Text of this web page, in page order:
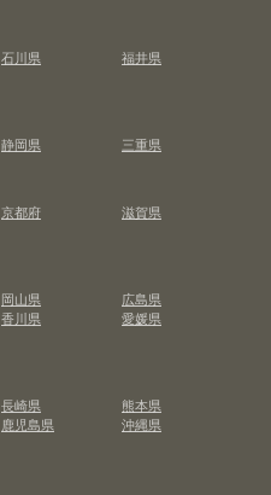
石川県
福井県
静岡県
三重県
京都府
滋賀県
岡山県
広島県
香川県
愛媛県
長崎県
熊本県
鹿児島県 沖縄県